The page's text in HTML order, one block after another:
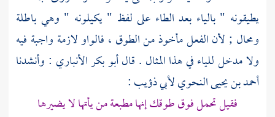
يطيقونه " بالياء بعد الطاء على لفظ " يكيلونه " وهي باطلة
ومحال ; لأن الفعل مأخوذ من الطوق ، فالواو لازمة واجبة فيه
ولا مدخل للياء في هذا المثال . قالأبو بكر الأنباري : وأنشدنا
أحمد بن يحيى النحويلأبي ذؤيب:
فقيل تحمل فوق طوقك إنها مطبعة من يأتها لا يضيرها